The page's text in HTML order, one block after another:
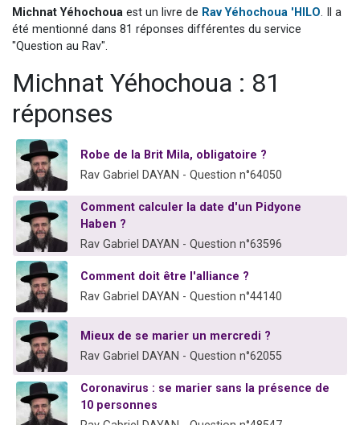
13 personnes viennent de demander une bénédiction
30 personnes viennent de faire un don pour Sauvez la jambe de Yohan
12 nouvelles musiques dans Torah-Box Music
Michnat Yéhochoua est un livre de Rav Yéhochoua 'HILO. Il a
été mentionné dans 81 réponses différentes du service
"Question au Rav".
Michnat Yéhochoua : 81
réponses
Robe de la Brit Mila, obligatoire ?
Rav Gabriel DAYAN - Question n°64050
Comment calculer la date d'un Pidyone
Haben ?
Rav Gabriel DAYAN - Question n°63596
Comment doit être l'alliance ?
Rav Gabriel DAYAN - Question n°44140
Mieux de se marier un mercredi ?
Rav Gabriel DAYAN - Question n°62055
Coronavirus : se marier sans la présence de
10 personnes